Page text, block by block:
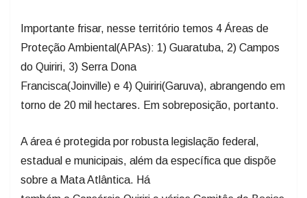
Importante frisar, nesse território temos 4 Áreas de
Proteção Ambiental(APAs): 1) Guaratuba, 2) Campos
do Quiriri, 3) Serra Dona
Francisca(Joinville) e 4) Quiriri(Garuva), abrangendo em
torno de 20 mil hectares. Em sobreposição, portanto.
A área é protegida por robusta legislação federal,
estadual e municipais, além da específica que dispõe
sobre a Mata Atlântica. Há